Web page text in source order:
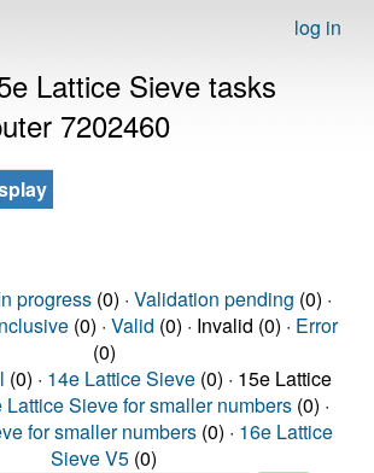
log in
Lattice Sieve tasks
7202460
progress(0) · Validation pending (0) ·
(0) · Valid (0) · Invalid (0) · Error
(0)
(0) · 14e Lattice Sieve (0) · 15e Lattice
Lattice Sieve for smaller numbers (0) ·
for smaller numbers (0) · 16e Lattice
Sieve V5 (0)